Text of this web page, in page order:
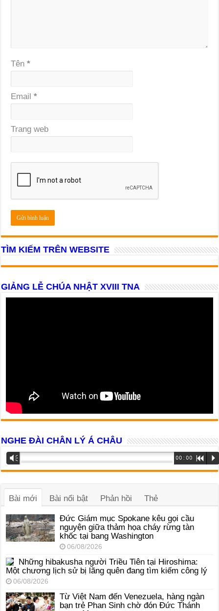
Tên*
Email*
Trang web
TÌM KIẾM TRÊN WEBSITE
GIẢNG LỄ CHÚA NHẬT XVIII TNA
NGHE ĐÀI CHÂN LÝ Á CHÂU
Trình
phát
âm
Vm 00:00 R P
Bài mới Bài nổi bật Phản hồi Thẻ
Đức Giám mục Spokane kêu gọi cầu
nguyện giữa thảm họa cháy rừng tàn
khốc tại bang Washington
06/08/2026
Những hibakusha người Triều Tiên tại Hiroshima:
Một chương lịch sử bị lãng quên đang tìm kiếm công lý
06/08/2026
Từ Việt Nam đến Venezuela, hàng ngàn
bạn trẻ Phan Sinh chờ đón Đức Thánh